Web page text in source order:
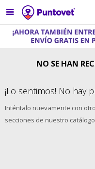

NO SE HAN
¡Lo sentimos! No hay
Inténtalo nuevamente con
secciones de nuestro